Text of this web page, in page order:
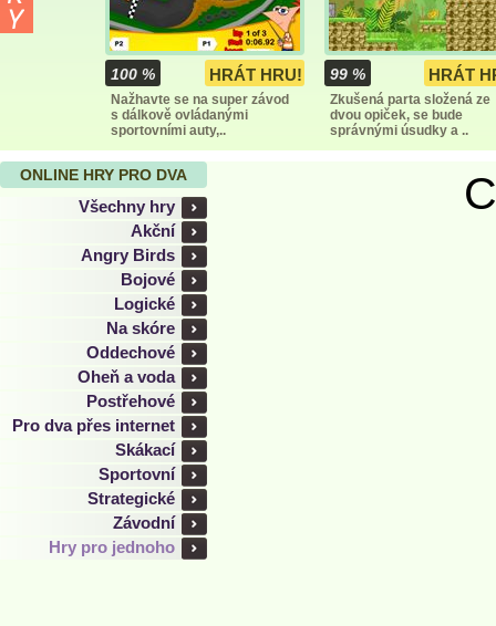
100 % HRÁT HRU!
Nažhavte se na super závod
s dálkově ovládanými
sportovními auty,..
99 % HRÁT
Zkušená parta složená ze
dvou opiček, se bude
správnými úsudky a ..
ONLINE HRY PRO DVA
Všechny hry
Akční
Angry Birds
Bojové
Logické
Na skóre
Oddechové
Oheň a voda
Postřehové
Pro dva přes internet
Skákací
Sportovní
Strategické
Závodní
Hry pro jednoho